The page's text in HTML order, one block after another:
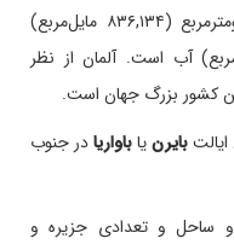
,
۸۳۶ مایل‌مربع)
(۳۰۱۱ مایل‌مربع) آب است. آلمان از نظر
.
ایالتبایرنیاباواریادر جنوب
ساحل و تعدادی جزیره و